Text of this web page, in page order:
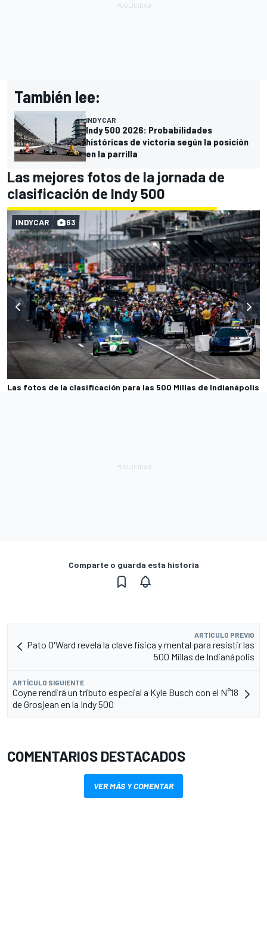
También lee:
INDYCAR
Indy 500 2026: Probabilidades
históricas de victoria según la posición
en la parrilla
Las mejores fotos de la jornada de
clasificación de Indy 500
Las fotos de la clasificación para las 500 Millas de Indianápolis
INDYCAR 63
Comparte o guarda esta historia
ARTÍCULO PREVIO
Pato O'Ward revela la clave física y mental para resistir las
500 Millas de Indianápolis
ARTÍCULO SIGUIENTE
Coyne rendirá un tributo especial a Kyle Busch con el N°18
de Grosjean en la Indy 500
COMENTARIOS DESTACADOS
VER MÁS Y COMENTAR